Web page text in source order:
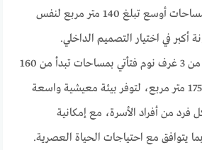
الفاخر، وصولًا إلى مساحات أوسع تبلغ 140 متر مربع لنفس
أكبر في اختيار التصميم الداخلي.
أما الوحدات المكونة من 3 غرف نوم فتأتي بمساحات تبدأ من 160
متر مربع وتصل إلى 175 متر مربع، لتوفر بيئة معيشية واسعة
من أفراد الأسرة، مع إمكانية
يتوافق مع احتياجات الحياة العصرية.